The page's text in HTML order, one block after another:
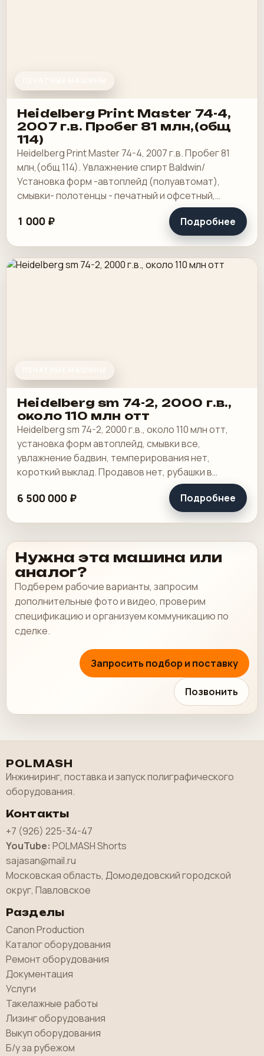
Heidelberg Print Master 74-4,
2007 г.в. Пробег 81 млн,(общ
114)
Heidelberg Print Master 74-4, 2007 г.в. Пробег 81
млн,(общ 114). Увлажнение спирт Baldwin/
Установка форм -автоплейд (полуавтомат),
смывки- полотенцы - печатный и офсетный,
выносной пульт ClassicCenter -PM74 - краски и.
1 000 ₽ Подробнее
Heidelberg sm 74-2, 2000 г.в.,
около 110 млн отт
Heidelberg sm 74-2, 2000 г.в., около 110 млн отт,
установка форм автоплейд, смывки все,
увлажнение бадвин, темперирования нет,
короткий выклад. Продавов нет, рубашки в
хорошем состоянии, таскалки и цепи в хорошем.
6 500 000 ₽ Подробнее
Нужна эта машина или
аналог?
Подберем рабочие варианты, запросим
дополнительные фото и видео, проверим
спецификацию и организуем коммуникацию по
сделке.
Запросить подбор и поставку
Позвонить
POLMASH
Инжиниринг, поставка и запуск полиграфического
оборудования.
Контакты
+7 (926) 225-34-47
YouTube: POLMASH Shorts
sajasan@mail.ru
Московская область, Домодедовский городской
округ, Павловское
Разделы
Canon Production
Каталог оборудования
Ремонт оборудования
Документация
Услуги
Такелажные работы
Лизинг оборудования
Выкуп оборудования
Б/у за рубежом